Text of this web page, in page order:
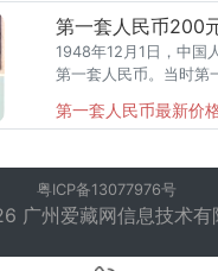
1948年12月1日，中国
第一套人民币。当时第
民党统治下，全国经济
第一套人民币最新价
粤ICP备13077976号
广州爱藏网信息技术有